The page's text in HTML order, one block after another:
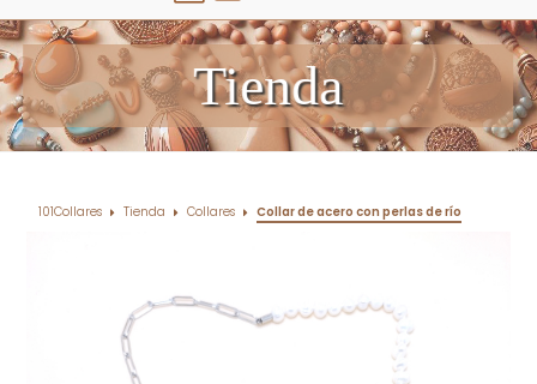
Tienda
101Collares Tienda Collares Collar de acero con perlas de río